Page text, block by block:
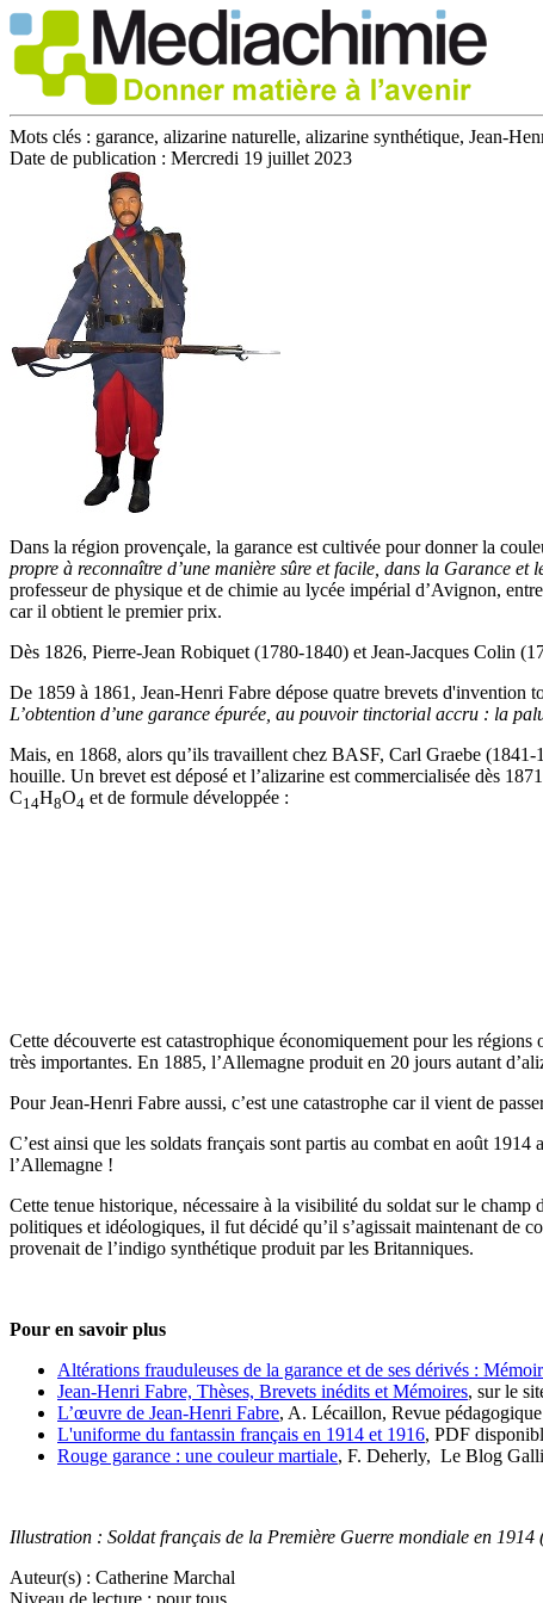
Mots clés : garance, alizarine naturelle, alizarine synthétique, Jean-
Date de publication : Mercredi 19 juillet 2023
Dans la région provençale, la garance est cultivée pour donner la
propre à reconnaître d’une manière sûre et facile, dans la Garance
professeur de physique et de chimie au lycée impérial d’Avignon,
car il obtient le premier prix.
Dès 1826, Pierre-Jean Robiquet (1780-1840) et Jean-Jacques Colin
De 1859 à 1861, Jean-Henri Fabre dépose quatre brevets d'invention
L’obtention d’une garance épurée, au pouvoir tinctorial accru : la
Mais, en 1868, alors qu’ils travaillent chez BASF, Carl Graebe
houille. Un brevet est déposé et l’alizarine est commercialisée dès
C14H8O4 et de formule développée :
Cette découverte est catastrophique économiquement pour les
très importantes. En 1885, l’Allemagne produit en 20 jours autant
Pour Jean-Henri Fabre aussi, c’est une catastrophe car il vient de
C’est ainsi que les soldats français sont partis au combat en août
l’Allemagne !
Cette tenue historique, nécessaire à la visibilité du soldat sur le
politiques et idéologiques, il fut décidé qu’il s’agissait maintenant de
provenait de l’indigo synthétique produit par les Britanniques.
Pour en savoir plus
Altérations frauduleuses de la garance et de ses dérivés :
Jean-Henri Fabre, Thèses, Brevets inédits et Mémoires, sur le
L’œuvre de Jean-Henri Fabre, A. Lécaillon, Revue
L'uniforme du fantassin français en 1914 et 1916, PDF
Rouge garance : une couleur martiale, F. Deherly, Le Blog
Illustration : Soldat français de la Première Guerre mondiale en
Auteur(s) : Catherine Marchal